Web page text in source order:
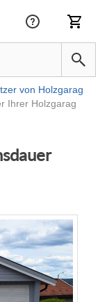
von Holzgarag
Ihrer Holzgarag